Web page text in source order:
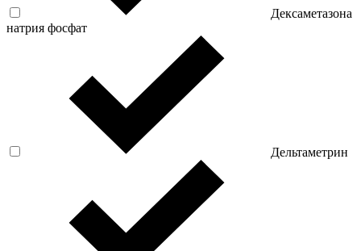
Дексаметазона
натрия фосфат
Дельтаметрин